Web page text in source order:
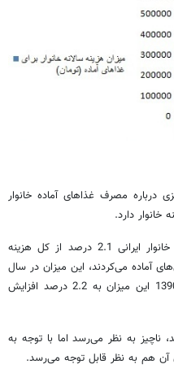
درباره مصرف غذاهای آماده خانوار
دارد.
های 1383 تا 1389 خانوار ایرانی 2.1 درصد از کل هزینه
های آماده میکردند، این میزان در سال
1390 بالاخره تغییر کرده است. در سال 1390 این میزان به 2.2 درصد افزایش
رسد اما با توجه به
رسد.